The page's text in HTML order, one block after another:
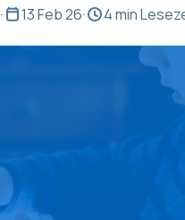
· 13 Feb 26· 4 min